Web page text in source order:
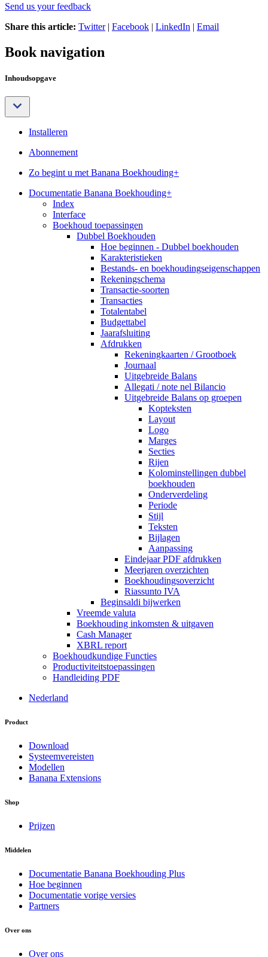
Send us your feedback
Share this article: Twitter| Facebook | LinkedIn | Email
Book navigation
Inhoudsopgave
Installeren
Abonnement
Zo begint u met Banana Boekhouding+
Documentatie Banana Boekhouding+
Index
Interface
Boekhoud toepassingen
Dubbel Boekhouden
Hoe beginnen - Dubbel boekhouden
Karakteristieken
Bestands- en boekhoudingseigenschappen
Rekeningschema
Transactie-soorten
Transacties
Totalentabel
Budgettabel
Jaarafsluiting
Afdrukken
Rekeningkaarten / Grootboek
Journaal
Uitgebreide Balans
Allegati / note nel Bilancio
Uitgebreide Balans op groepen
Kopteksten
Layout
Logo
Marges
Secties
Rijen
Kolominstellingen dubbel
boekhouden
Onderverdeling
Periode
Stijl
Teksten
Bijlagen
Aanpassing
Eindejaar PDF afdrukken
Meerjaren overzichten
Boekhoudingsoverzicht
Riassunto IVA
Beginsaldi bijwerken
Vreemde valuta
Boekhouding inkomsten & uitgaven
Cash Manager
XBRL report
Boekhoudkundige Functies
Productiviteitstoepassingen
Handleiding PDF
Nederland
Product
Download
Systeemvereisten
Modellen
Banana Extensions
Shop
Prijzen
Middelen
Documentatie Banana Boekhouding Plus
Hoe beginnen
Documentatie vorige versies
Partners
Over ons
Over ons